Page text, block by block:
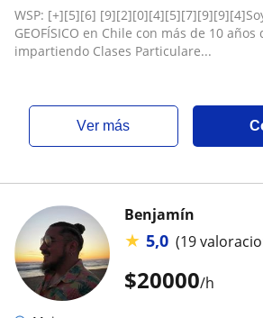
WSP: [+][5][6]
GEOFÍSICO en Chile con más de 10
impartiendo Clases Particulare...
ver más
$20000/h
Benjamín
★ 5,0 (19